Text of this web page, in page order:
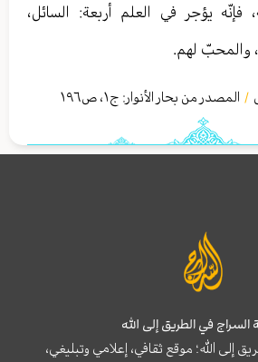
فإنّه يؤجر في العلم أربعة: السائل،
والمحبّ لهم.
/ المصدر من بحار الأنوار: ج١، ص١٩٦
في الطريق إلى الله
إلى الله؛ موقع ثقافي، إعلامي وتبليغي،